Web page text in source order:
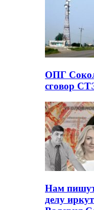
ОПГ
сговор
Нам
делу